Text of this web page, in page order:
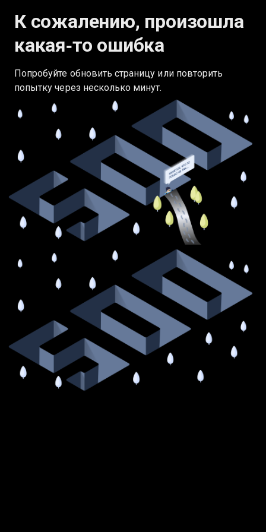
К сожалению, произошла
какая‑то ошибка
Попробуйте обновить страницу или повторить
попытку через несколько минут.